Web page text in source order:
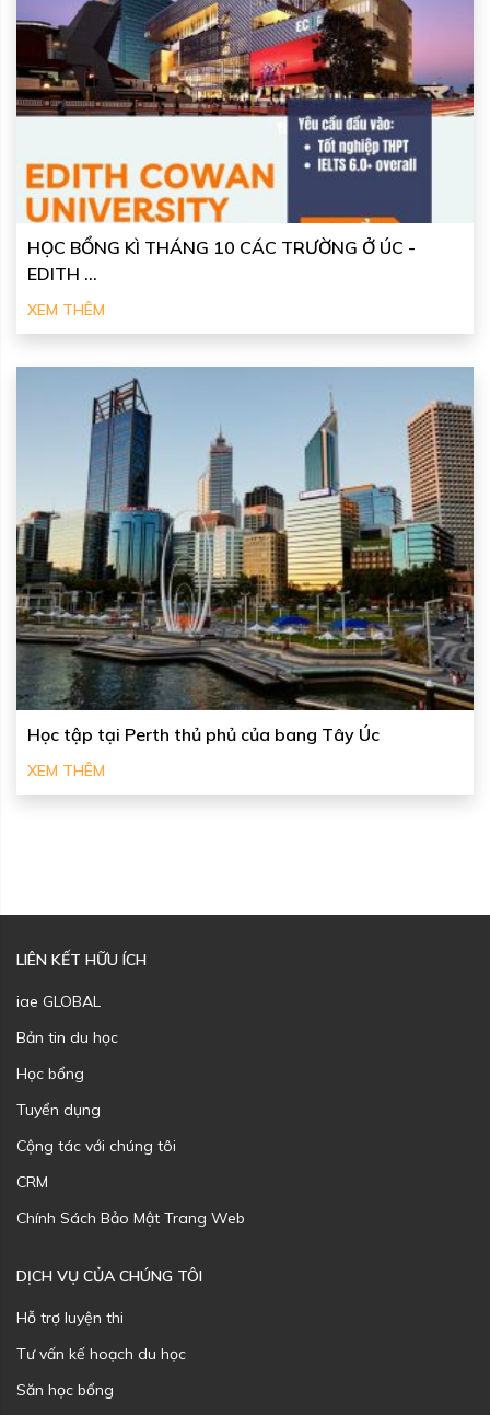
HỌC BỔNG KÌ THÁNG 10 CÁC TRƯỜNG Ở ÚC -
EDITH ...
XEM THÊM
Học tập tại Perth thủ phủ của bang Tây Úc
XEM THÊM
LIÊN KẾT HỮU ÍCH
iae GLOBAL
Bản tin du học
Học bổng
Tuyển dụng
Cộng tác với chúng tôi
CRM
Chính Sách Bảo Mật Trang Web
DỊCH VỤ CỦA CHÚNG TÔI
Hỗ trợ luyện thi
Tư vấn kế hoạch du học
Săn học bổng